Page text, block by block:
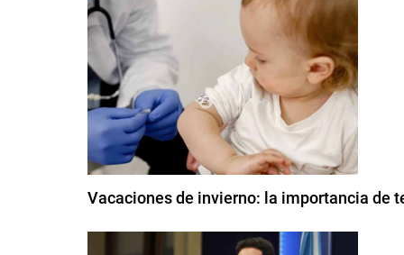
Vacaciones de invierno: la importancia de